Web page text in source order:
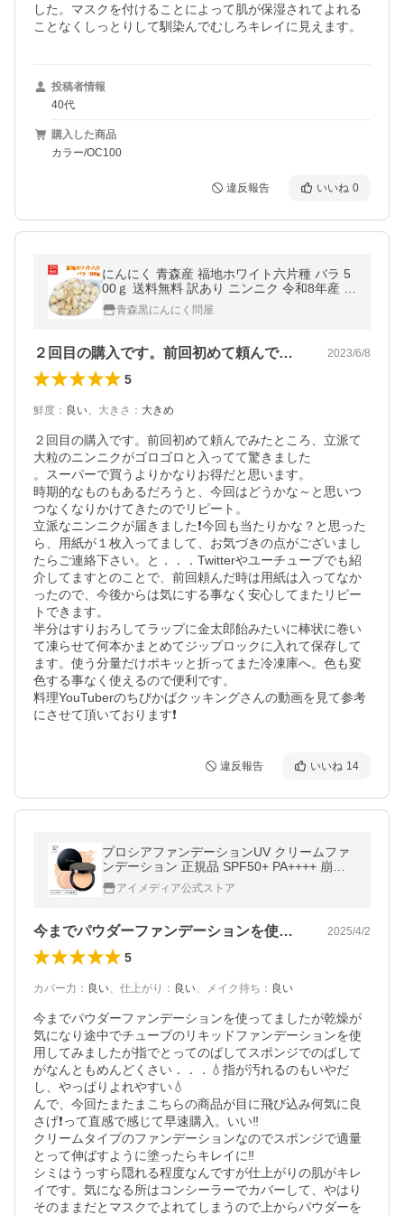
した。マスクを付けることによって肌が保湿されてよれる
ことなくしっとりして馴染んでむしろキレイに見えます。
投稿者情報
40代
購入した商品
カラー/OC100
違反報告 いいね 0
にんにく 青森産 福地ホワイト六片種 バラ 5
00ｇ 送料無料 訳あり ニンニク 令和8年産 お
料理に 青森にんにく
青森黒にんにく問屋
２回目の購入です。前回初めて頼んでみた… 2023/6/8
5
鮮度 ： 良い、 大きさ ： 大きめ
２回目の購入です。前回初めて頼んでみたところ、立派て
大粒のニンニクがゴロゴロと入ってて驚きました
。スーパーで買うよりかなりお得だと思います。
時期的なものもあるだろうと、今回はどうかな～と思いつ
つなくなりかけてきたのでリピート。
立派なニンニクが届きました❗今回も当たりかな？と思った
ら、用紙が１枚入ってまして、お気づきの点がございまし
たらご連絡下さい。と．．．Twitterやユーチューブでも紹
介してますとのことで、前回頼んだ時は用紙は入ってなか
ったので、今後からは気にする事なく安心してまたリピー
トできます。
半分はすりおろしてラップに金太郎飴みたいに棒状に巻い
て凍らせて何本かまとめてジップロックに入れて保存して
ます。使う分量だけポキッと折ってまた冷凍庫へ。色も変
色する事なく使えるので便利です。
料理YouTuberのちびかばクッキングさんの動画を見て参考
にさせて頂いております❗
違反報告 いいね 14
プロシアファンデーションUV クリームファ
ンデーション 正規品 SPF50+ PA++++ 崩れ
にくい 肝斑カバー パフ・コンパクト付 PRO
SIA コンシーラー シミカバー
アイメディア公式ストア
今までパウダーファンデーションを使って… 2025/4/2
5
カバー力 ： 良い、 仕上がり ： 良い、 メイク持ち ： 良い
今までパウダーファンデーションを使ってましたが乾燥が
気になり途中でチューブのリキッドファンデーションを使
用してみましたが指でとってのばしてスポンジでのばして
がなんともめんどくさい．．．💧指が汚れるのもいやだ
し、やっぱりよれやすい💧
んで、今回たまたまこちらの商品が目に飛び込み何気に良
さげ❗って直感で感じて早速購入。いい‼️
クリームタイプのファンデーションなのでスポンジで適量
とって伸ばすように塗ったらキレイに‼️
シミはうっすら隠れる程度なんですが仕上がりの肌がキレ
イです。気になる所はコンシーラーでカバーして、やはり
そのままだとマスクでよれてしまうので上からパウダーを